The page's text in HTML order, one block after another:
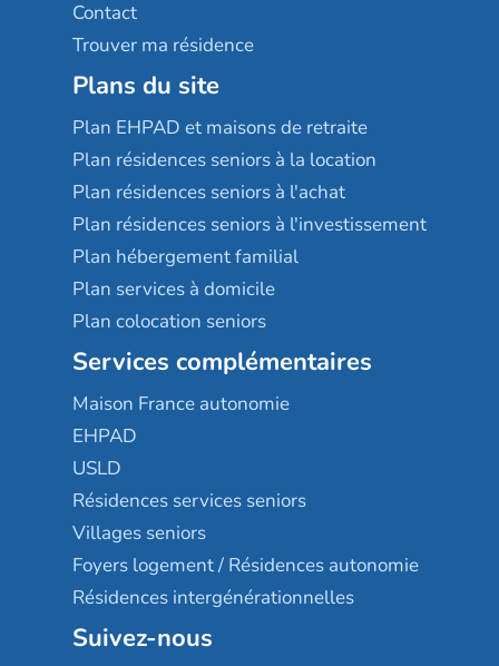
Contact
Trouver ma résidence
Plans du site
Plan EHPAD et maisons de retraite
Plan résidences seniors à la location
Plan résidences seniors à l'achat
Plan résidences seniors à l'investissement
Plan hébergement familial
Plan services à domicile
Plan colocation seniors
Services complémentaires
Maison France autonomie
EHPAD
USLD
Résidences services seniors
Villages seniors
Foyers logement / Résidences autonomie
Résidences intergénérationnelles
Suivez-nous